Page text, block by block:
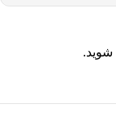
شوید.